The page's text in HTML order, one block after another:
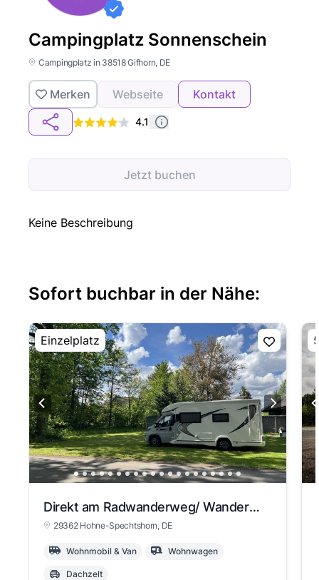
Campingplatz Sonnenschein
Campingplatz in 38518 Gifhorn, DE
Merken Webseite Kontakt
4.1
Jetzt buchen
Keine Beschreibung
Sofort buchbar in der Nähe:
Einzelplatz
Direkt am Radwanderweg/ Wanderweg
29362 Hohne-Spechtshorn, DE
Wohnmobil & Van Wohnwagen
Dachzelt